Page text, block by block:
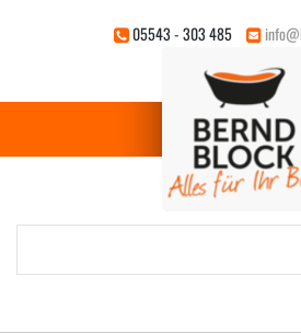
05543 - 303 485